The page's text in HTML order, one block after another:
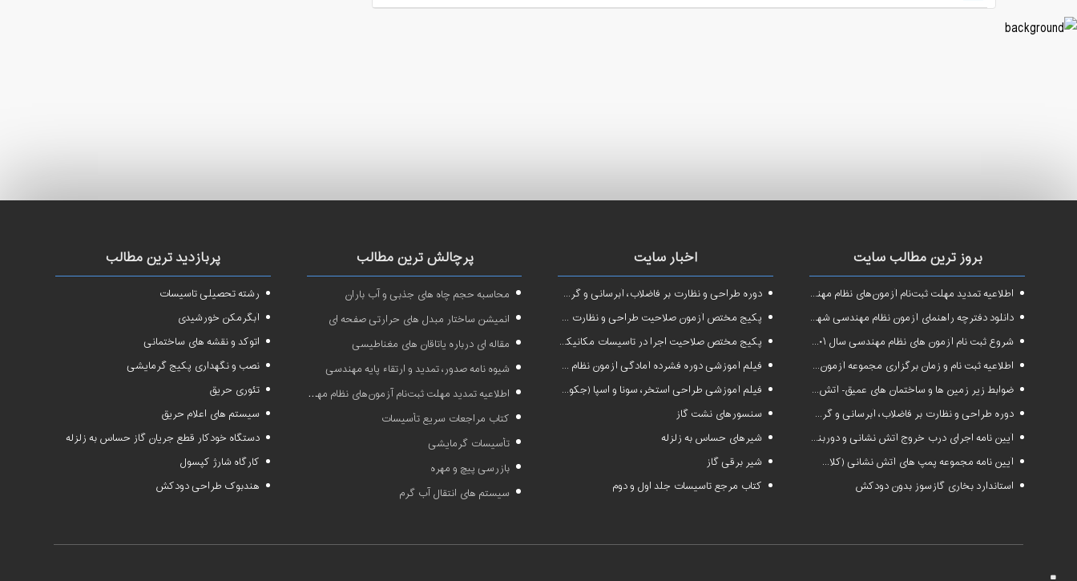
بروز ترین مطالب سایت
اطلاعیه تمدید مهلت ثبت‌نام آزمون‌های نظام مهندسی سال ۱۴۰۱
دانلود دفترچه راهنمای آزمون نظام مهندسی شهریور ۱۴۰۱
شروع ثبت نام آزمون های نظام مهندسی سال ۱۴۰۱
اطلاعیه ثبت نام و زمان برگزاری مجموعه آزمون‌های نظام مهندسی ساختمان سال ۱۴۰۱
ضوابط زیر زمین ها و ساختمان های عمیق- آتش نشانی البرز
دوره طراحی و نظارت بر فاضلاب، آبرسانی و گرمایش رادیاتور
آیین نامه اجرای درب خروج آتش نشانی و دوربند+فایلpdf
آیین نامه مجموعه پمپ های آتش نشانی (کلاسS1 و S2 )
استاندارد بخاری گازسوز بدون دودکش
اخبار سایت
دوره طراحی و نظارت بر فاضلاب، آبرسانی و گرمایش رادیاتور
پکیج مختص آزمون صلاحیت طراحی و نظارت در تاسیسات مکانیکی
پکیج مختص صلاحیت اجرا در تاسیسات مکانیکی
فیلم آموزشی دوره فشرده آمادگی آزمون نظام مهندسی در رشته طراحی و نظارت تاسیسات مکانیکی ساختمان
فیلم آموزشی طراحی استخر، سونا و اسپا (جکوزی)
سنسورهای نشت گاز
شیرهای حساس به زلزله
شیر برقی گاز
کتاب مرجع تاسیسات جلد اول و دوم
پرچالش ترین مطالب
محاسبه حجم چاه های جذبی و آب باران
انمیشن ساختار مبدل های حرارتی صفحه ای
مقاله ای درباره یاتاقان های مغناطیسی
شیوه نامه صدور، تمدید و ارتقاء پایه مهندسی
اطلاعیه تمدید مهلت ثبت‌نام آزمون‌های نظام مهندسی سال ۱۴۰۱
کتاب مراجعات سریع تأسیسات
تأسیسات گرمایشی
بازرسی پیچ و مهره
سیستم های انتقال آب گرم
پربازدید ترین مطالب
رشته تحصیلی تاسیسات
آبگرمکن خورشیدی
اتوکد و نقشه های ساختمانی
نصب و نگهداری پکیج گرمایشی
تئوری حریق
سیستم های اعلام حریق
دستگاه خودکار قطع جریان گاز حساس به زلزله
کارگاه شارژ کپسول
هندبوک طراحی دودکش